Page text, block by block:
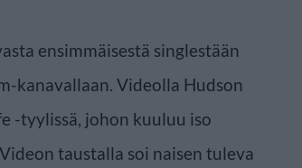
ensimmäisestä singlestään
kanavallaan. Videolla Hudson
-tyylissä, johon kuuluu iso
taustalla soi naisen tuleva